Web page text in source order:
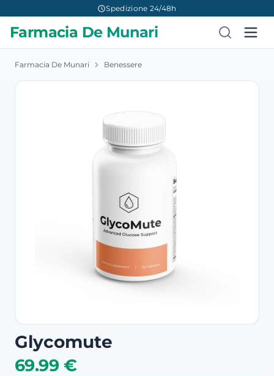
Spedizione 24/48h
Farmacia De Munari
Farmacia De Munari Benessere
Glycomute
69.99 €